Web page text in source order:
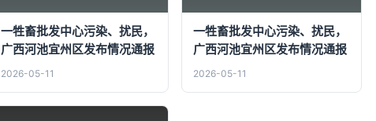
一牲畜批发中心污染、扰民，
广西河池宜州区发布情况通报
2026-05-11
一牲畜批发中心污染、扰民，
广西河池宜州区发布情况通报
2026-05-11